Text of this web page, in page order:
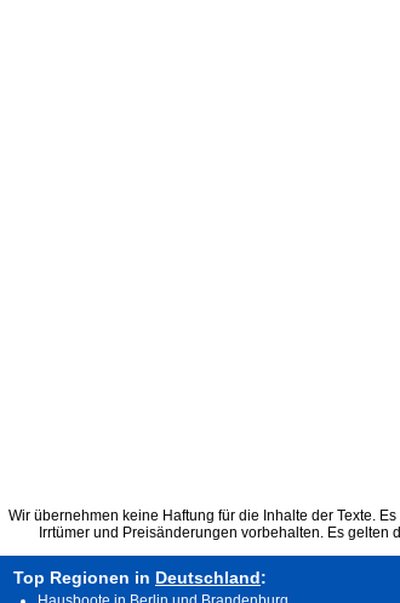
Wir übernehmen keine Haftung für die Inhalte der Texte.
Irrtümer und Preisänderungen vorbehalten. Es
Top Regionen in Deutschland: